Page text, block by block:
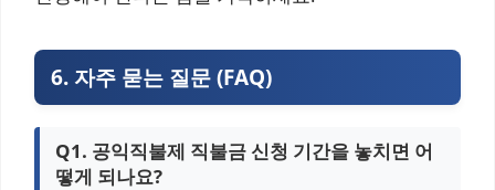
6. 자주 묻는 질문 (FAQ)
Q1. 공익직불제 직불금 신청 기간을 놓치면 어
떻게 되나요?